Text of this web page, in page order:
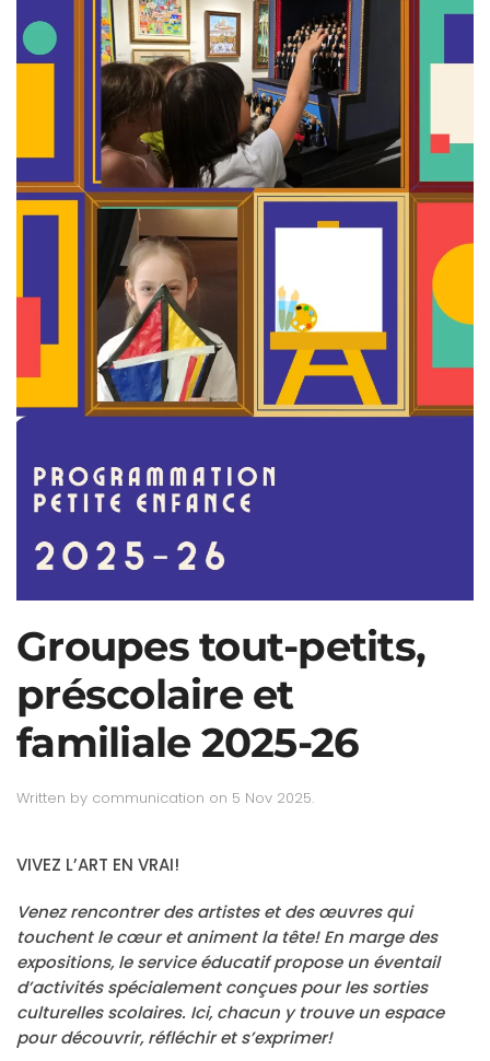
Groupes tout-petits,
préscolaire et
familiale 2025-26
Written by communication on 5 Nov 2025.
VIVEZ L’ART EN VRAI!
Venez rencontrer des artistes et des œuvres qui
touchent le cœur et animent la tête! En marge des
expositions, le service éducatif propose un éventail
d’activités spécialement conçues pour les sorties
culturelles scolaires. Ici, chacun y trouve un espace
pour découvrir, réfléchir et s’exprimer!